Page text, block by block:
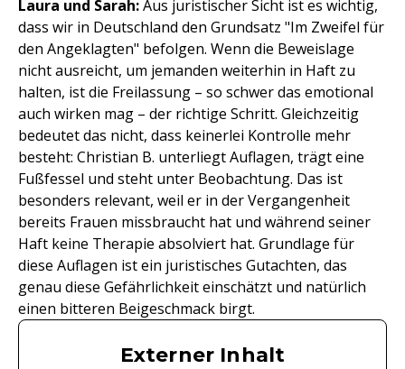
Laura und Sarah:Aus juristischer Sicht ist es wichtig,
dass wir in Deutschland den Grundsatz "Im Zweifel für
den Angeklagten" befolgen. Wenn die Beweislage
nicht ausreicht, um jemanden weiterhin in Haft zu
halten, ist die Freilassung – so schwer das emotional
auch wirken mag – der richtige Schritt. Gleichzeitig
bedeutet das nicht, dass keinerlei Kontrolle mehr
besteht: Christian B. unterliegt Auflagen, trägt eine
Fußfessel und steht unter Beobachtung. Das ist
besonders relevant, weil er in der Vergangenheit
bereits Frauen missbraucht hat und während seiner
Haft keine Therapie absolviert hat. Grundlage für
diese Auflagen ist ein juristisches Gutachten, das
genau diese Gefährlichkeit einschätzt und natürlich
einen bitteren Beigeschmack birgt.
Externer Inhalt